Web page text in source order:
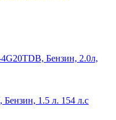
Бензин, 2.0л,
1.5 л. 154 л.с